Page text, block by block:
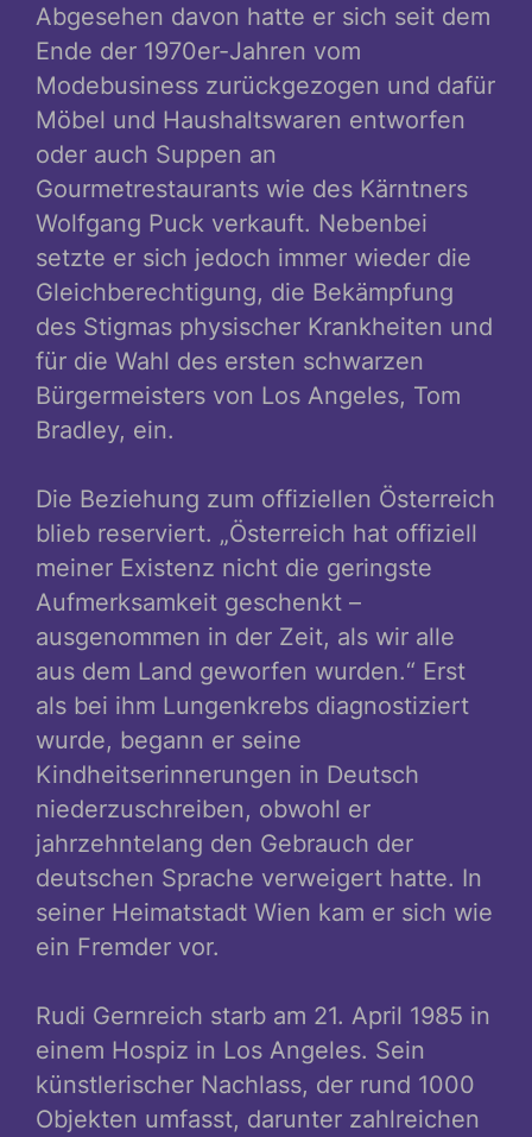
Abgesehen davon hatte er sich seit dem
Ende der 1970er-Jahren vom
Modebusiness zurückgezogen und dafür
Möbel und Haushaltswaren entworfen
oder auch Suppen an
Gourmetrestaurants wie des Kärntners
Wolfgang Puck verkauft. Nebenbei
setzte er sich jedoch immer wieder die
Gleichberechtigung, die Bekämpfung
des Stigmas physischer Krankheiten und
für die Wahl des ersten schwarzen
Bürgermeisters von Los Angeles, Tom
Bradley, ein.
Die Beziehung zum offiziellen Österreich
blieb reserviert. „Österreich hat offiziell
meiner Existenz nicht die geringste
Aufmerksamkeit geschenkt –
ausgenommen in der Zeit, als wir alle
aus dem Land geworfen wurden.“ Erst
als bei ihm Lungenkrebs diagnostiziert
wurde, begann er seine
Kindheitserinnerungen in Deutsch
niederzuschreiben, obwohl er
jahrzehntelang den Gebrauch der
deutschen Sprache verweigert hatte. In
seiner Heimatstadt Wien kam er sich wie
ein Fremder vor.
Rudi Gernreich starb am 21. April 1985 in
einem Hospiz in Los Angeles. Sein
künstlerischer Nachlass, der rund 1000
Objekten umfasst, darunter zahlreichen